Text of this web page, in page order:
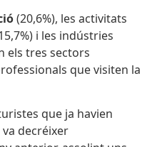
(20,6%), les activitats
i les indústries
els tres sectors
que visiten la
que ja havien
decréixer